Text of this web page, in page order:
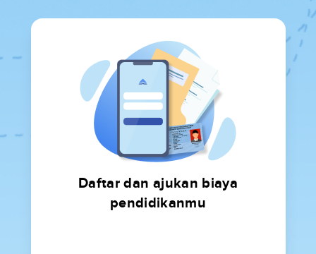
Daftar dan ajukan biaya
pendidikanmu